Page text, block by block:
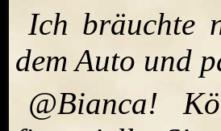
Ich bräuchte
dem Auto und
@Bianca!